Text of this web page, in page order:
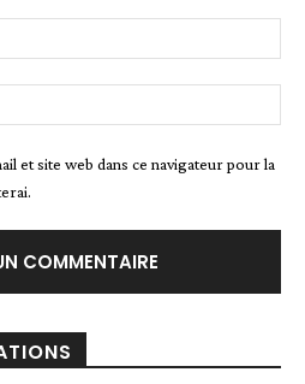
:*
:
et site web dans ce navigateur pour la